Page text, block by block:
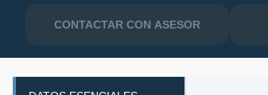
CONTACTAR CON ASESOR